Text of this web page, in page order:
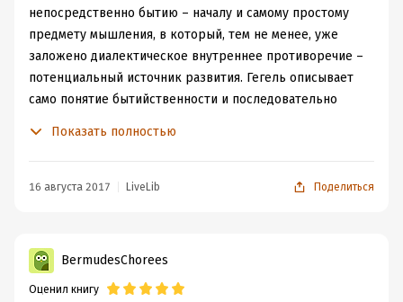
непосредственно бытию – началу и самому простому
предмету мышления, в который, тем не менее, уже
заложено диалектическое внутреннее противоречие –
потенциальный источник развития. Гегель описывает
само понятие бытийственности и последовательно
мера – это главные категории, которыми оперирует
противоположны друг другу. Гегель описывает
становление бытия, переход к наличному бытию,
превращение наличного бытия - в нечто, а нечто – в
Показать полностью
16 августа 2017 LiveLib Поделиться
BermudesChorees
Оценил книгу